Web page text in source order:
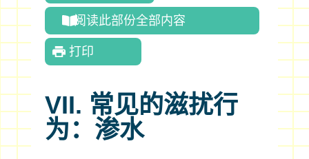
阅读此部份全部内容
打印
VII. 常见的滋扰行
为：渗水